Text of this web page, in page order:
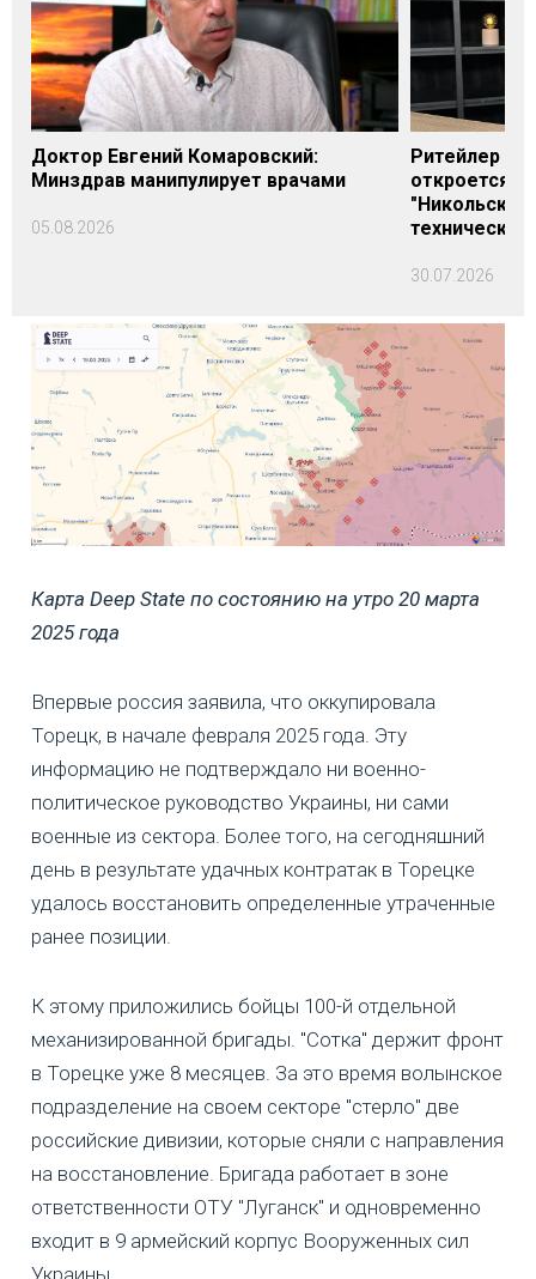
Доктор Евгений Комаровский:
Минздрав манипулирует врачами
05.08.2026
Ритейлер
откроется
технических
30.07.2026
Карта Deep State по состоянию на утро 20 марта
2025 года
Впервые россия заявила, что оккупировала
Торецк, в начале февраля 2025 года. Эту
информацию не подтверждало ни военно-
политическое руководство Украины, ни сами
военные из сектора. Более того, на сегодняшний
день в результате удачных контратак в Торецке
удалось восстановить определенные утраченные
ранее позиции.
К этому приложились бойцы 100-й отдельной
механизированной бригады. "Сотка" держит фронт
в Торецке уже 8 месяцев. За это время волынское
подразделение на своем секторе "стерло" две
российские дивизии, которые сняли с направления
на восстановление. Бригада работает в зоне
ответственности ОТУ "Луганск" и одновременно
входит в 9 армейский корпус Вооруженных сил
Украины.